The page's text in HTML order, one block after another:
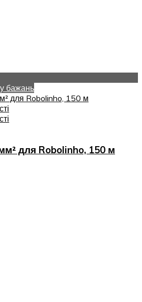
бажань
для Robolinho, 150 м